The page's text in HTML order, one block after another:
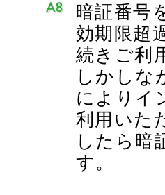
暗証番号
効期限超
続きご利
しかしな
によりイ
利用いた
したら暗
す。